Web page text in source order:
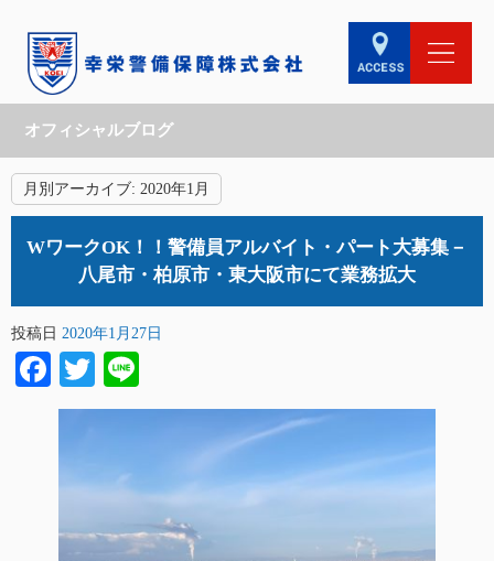
オフィシャルブログ
月別アーカイブ: 2020年1月
WワークOK！！警備員アルバイト・パート大募集－
八尾市・柏原市・東大阪市にて業務拡大
投稿日 2020年1月27日
Facebook
Twitter